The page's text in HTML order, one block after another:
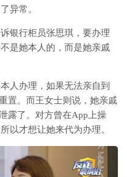
异常。
银行柜员张思琪，要办理
是她本人的，而是她亲戚
人办理，如果无法亲自到
置。而王女士则说，她亲戚
露了。对方曾在App上操
以才想让她来代为办理。